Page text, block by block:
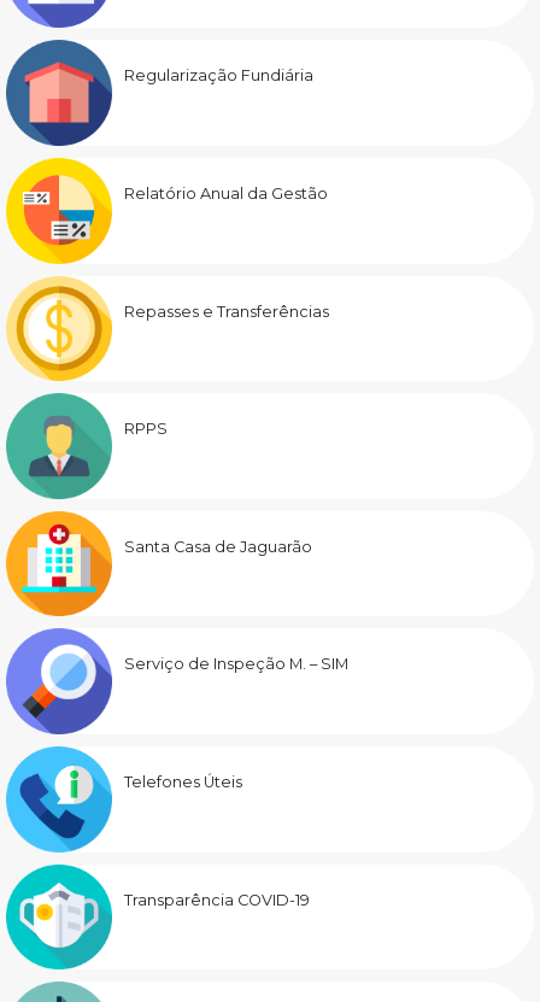
Regularização Fundiária
Relatório Anual da Gestão
Repasses e Transferências
RPPS
Santa Casa de Jaguarão
Serviço de Inspeção M. – SIM
Telefones Úteis
Transparência COVID-19